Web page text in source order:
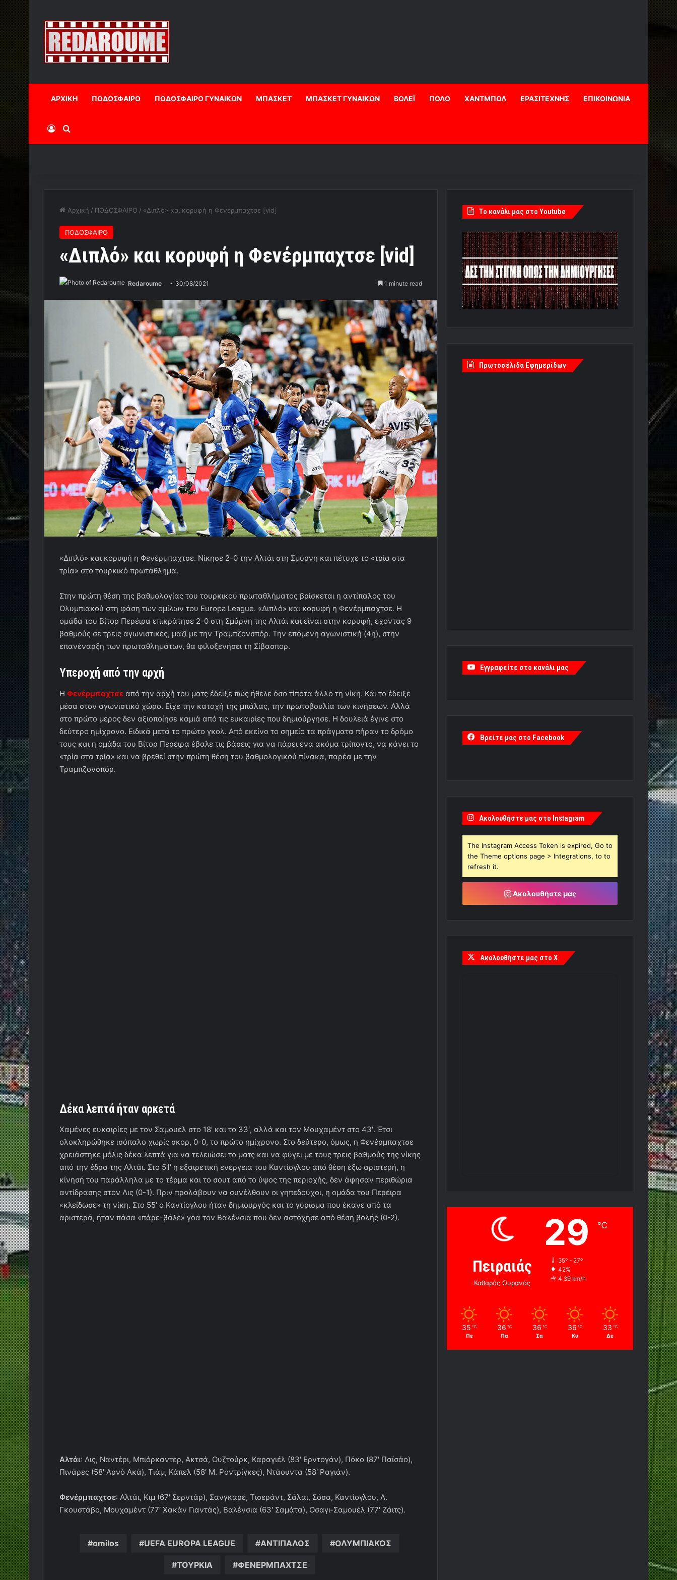
ΑΡΧΙΚΗ ΠΟΔΟΣΦΑΙΡΟ ΠΟΔΟΣΦΑΙΡΟ ΓΥΝΑΙΚΩΝ ΜΠΑΣΚΕΤ ΜΠΑΣΚΕΤ ΓΥΝΑΙΚΩΝ ΒΟΛΕΪ ΠΟΛΟ ΧΑΝΤΜΠΟΛ ΕΡΑΣΙΤΕΧΝΗΣ ΕΠΙΚΟΙΝΩΝΙΑ
Log InΑναζήτηση
Αρχική / ΠΟΔΟΣΦΑΙΡΟ / «Διπλό» και κορυφή η Φενέρμπαχτσε [vid]
ΠΟΔΟΣΦΑΙΡΟ
«Διπλό» και κορυφή η Φενέρμπαχτσε [vid]
Redaroume 30/08/2021 1 minute read
«Διπλό» και κορυφή η Φενέρμπαχτσε. Νίκησε 2-0 την Αλτάι στη Σμύρνη και πέτυχε το «τρία στα
τρία» στο τουρκικό πρωτάθλημα.
Στην πρώτη θέση της βαθμολογίας του τουρκικού πρωταθλήματος βρίσκεται η αντίπαλος του
Ολυμπιακού στη φάση των ομίλων του Europa League. «Διπλό» και κορυφή η Φενέρμπαχτσε. Η
ομάδα του Βίτορ Περέιρα επικράτησε 2-0 στη Σμύρνη της Αλτάι και είναι στην κορυφή, έχοντας 9
βαθμούς σε τρεις αγωνιστικές, μαζί με την Τραμπζονσπόρ. Την επόμενη αγωνιστική (4η), στην
επανέναρξη των πρωταθλημάτων, θα φιλοξενήσει τη Σίβασπορ.
Υπεροχή από την αρχή
Η Φενέρμπαχτσε από την αρχή του ματς έδειξε πώς ήθελε όσο τίποτα άλλο τη νίκη. Και το έδειξε
μέσα στον αγωνιστικό χώρο. Είχε την κατοχή της μπάλας, την πρωτοβουλία των κινήσεων. Αλλά
στο πρώτο μέρος δεν αξιοποίησε καμιά από τις ευκαιρίες που δημιούργησε. Η δουλειά έγινε στο
δεύτερο ημίχρονο. Ειδικά μετά το πρώτο γκολ. Από εκείνο το σημείο τα πράγματα πήραν το δρόμο
τους και η ομάδα του Βίτορ Περέιρα έβαλε τις βάσεις για να πάρει ένα ακόμα τρίποντο, να κάνει το
«τρία στα τρία» και να βρεθεί στην πρώτη θέση του βαθμολογικού πίνακα, παρέα με την
Τραμπζονσπόρ.
Δέκα λεπτά ήταν αρκετά
Χαμένες ευκαιρίες με τον Σαμουέλ στο 18′ και το 33′, αλλά και τον Μουχαμέντ στο 43′. Έτσι
ολοκληρώθηκε ισόπαλο χωρίς σκορ, 0-0, το πρώτο ημίχρονο. Στο δεύτερο, όμως, η Φενέρμπαχτσε
χρειάστηκε μόλις δέκα λεπτά για να τελειώσει το ματς και να φύγει με τους τρεις βαθμούς της νίκης
από την έδρα της Αλτάι. Στο 51′ η εξαιρετική ενέργεια του Καντίογλου από θέση έξω αριστερή, η
κίνησή του παράλληλα με το τέρμα και το σουτ από το ύψος της περιοχής, δεν άφησαν περιθώρια
αντίδρασης στον Λις (0-1). Πριν προλάβουν να συνέλθουν οι γηπεδούχοι, η ομάδα του Περέιρα
«κλείδωσε» τη νίκη. Στο 55′ ο Καντίογλου ήταν δημιουργός και το γύρισμα που έκανε από τα
αριστερά, ήταν πάσα «πάρε-βάλε» γοα τον Βαλένσια που δεν αστόχησε από θέση βολής (0-2).
Αλτάι: Λις, Ναντέρι, Μπιόρκαντερ, Ακτσά, Ουζτούρκ, Καραγιέλ (83′ Ερντογάν), Πόκο (87′ Παϊσάο),
Πινάρες (58′ Αρνό Ακά), Τιάμ, Κάπελ (58′ Μ. Ροντρίγκες), Ντάουντα (58′ Ραγιάν).
Φενέρμπαχτσε: Αλτάι, Κιμ (67′ Σερντάρ), Σανγκαρέ, Τισεράντ, Σάλαι, Σόσα, Καντίογλου, Λ.
Γκουστάβο, Μουχαμέντ (77′ Χακάν Γιαντάς), Βαλένσια (63′ Σαμάτα), Οσαγι-Σαμουέλ (77′ Ζάιτς).
omilos UEFA EUROPA LEAGUE ΑΝΤΙΠΑΛΟΣ ΟΛΥΜΠΙΑΚΟΣ
ΤΟΥΡΚΙΑ ΦΕΝΕΡΜΠΑΧΤΣΕ
Tο κανάλι μας στο Youtube
Πρωτοσέλιδα Εφημερίδων
Εγγραφείτε στο κανάλι μας
Βρείτε μας στο Facebook
Ακολουθήστε μας στο Instagram
The Instagram Access Token is expired, Go to
the Theme options page > Integrations, to to
refresh it.
Ακολουθήστε μας
Ακολουθήστε μας στο X
Πειραιάς
Καθαρός Ουρανός
29 ℃
35º - 27º
42%
4.39 km/h
35 ℃
Πε
36 ℃
Πα
36 ℃
Σα
36 ℃
Κυ
33 ℃
Δε